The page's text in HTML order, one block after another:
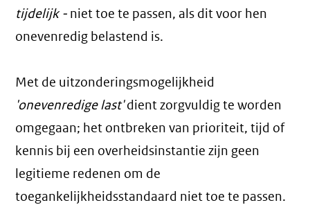
tijdelijk - niet toe te passen, als dit voor hen
onevenredig belastend is.
Met de uitzonderingsmogelijkheid
'onevenredige last'dient zorgvuldig te worden
omgegaan; het ontbreken van prioriteit, tijd of
kennis bij een overheidsinstantie zijn geen
legitieme redenen om de
toegankelijkheidsstandaard niet toe te passen.